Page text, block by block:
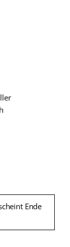
Ende